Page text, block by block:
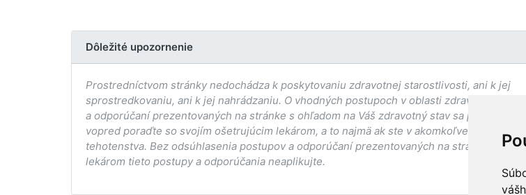
Dôležité upozornenie
Prostredníctvom stránky nedochádza k poskytovaniu zdravotnej starostlivosti, ani k jej
sprostredkovaniu, ani k jej nahrádzaniu. O vhodných postupoch v oblasti zdravia,
a odporúčaní prezentovaných na stránke s ohľadom na Váš zdravotný stav sa pred ich
vopred poraďte so svojím ošetrujúcim lekárom, a to najmä ak ste v akomkoľvek štádiu
tehotenstva. Bez odsúhlasenia postupov a odporúčaní prezentovaných na stránke
lekárom tieto postupy a odporúčania neaplikujte.